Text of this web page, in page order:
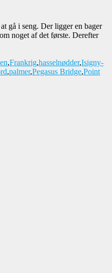
gå i seng. Der ligger en bager
noget af det første. Derefter
,Frankrig,hasselnødder,Isigny-
,palmer,Pegasus Bridge,Point